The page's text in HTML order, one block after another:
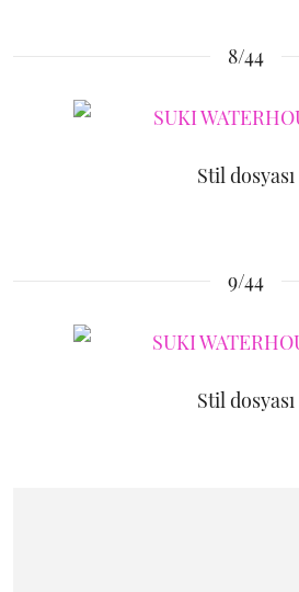
8/44
Stil dosyası
9/44
Stil dosyası